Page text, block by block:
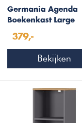
Germania Agenda
Boekenkast Large
379,-
Bekijken